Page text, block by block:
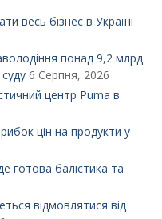
весь бізнес в Україні
понад 9,2 млрд
6 Серпня, 2026
центр Puma в
цін на продукти у
готова балістика та
відмовлятися від